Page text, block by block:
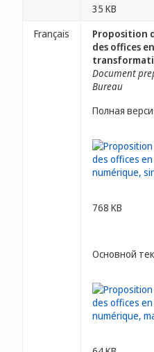
35 KB
Français
Proposition
des offices
Document
Bureau
Полная
768 KB
Основной